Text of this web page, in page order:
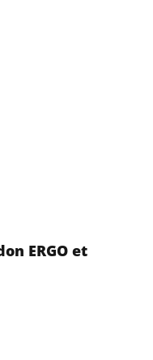
ERGO et